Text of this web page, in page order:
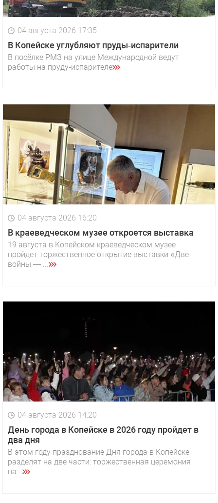
04 августа 2026 17:35
В Копейске углубляют пруды‑испарители
В посёлке РМЗ на улице Международной ведут
работы на пруду‑испарителе
04 августа 2026 16:20
В краеведческом музее откроется выставка
19 августа в Копейском краеведческом музее
пройдет торжественное открытие выставки «Две
войны — ...
04 августа 2026 14:20
День города в Копейске в 2026 году пройдет в
два дня
В этом году празднование Дня города в Копейске
разделят на две части: торжественная церемония
на...